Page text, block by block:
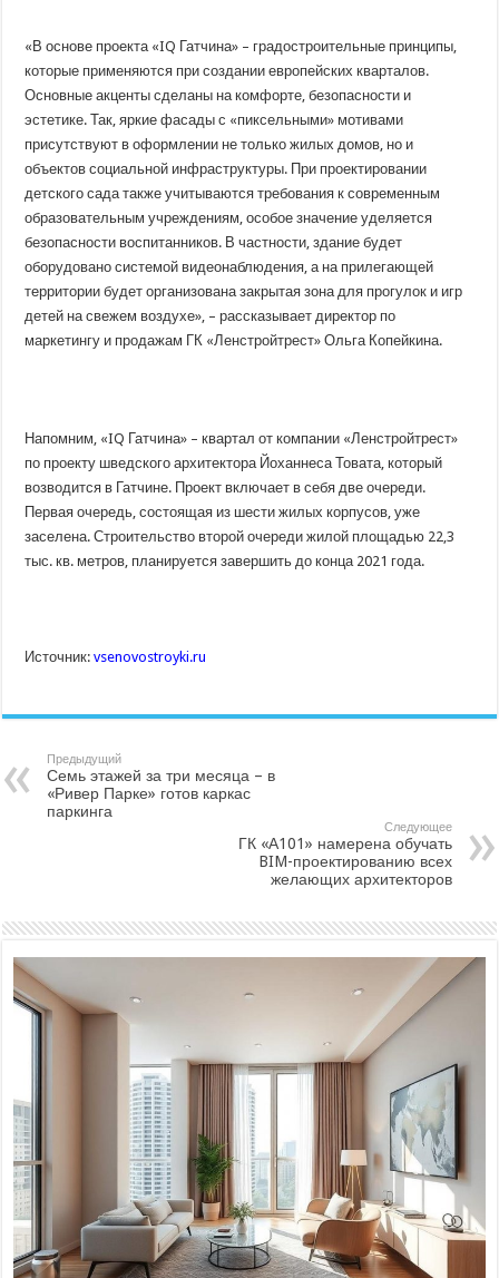
«В основе проекта «IQ Гатчина» – градостроительные принципы,
которые применяются при создании европейских кварталов.
Основные акценты сделаны на комфорте, безопасности и
эстетике. Так, яркие фасады с «пиксельными» мотивами
присутствуют в оформлении не только жилых домов, но и
объектов социальной инфраструктуры. При проектировании
детского сада также учитываются требования к современным
образовательным учреждениям, особое значение уделяется
безопасности воспитанников. В частности, здание будет
оборудовано системой видеонаблюдения, а на прилегающей
территории будет организована закрытая зона для прогулок и игр
детей на свежем воздухе», – рассказывает директор по
маркетингу и продажам ГК «Ленстройтрест» Ольга Копейкина.
Напомним, «IQ Гатчина» – квартал от компании «Ленстройтрест»
по проекту шведского архитектора Йоханнеса Товата, который
возводится в Гатчине. Проект включает в себя две очереди.
Первая очередь, состоящая из шести жилых корпусов, уже
заселена. Строительство второй очереди жилой площадью 22,3
тыс. кв. метров, планируется завершить до конца 2021 года.
Источник:vsenovostroyki.ru
Предыдущий
Семь этажей за три месяца – в
«Ривер Парке» готов каркас
паркинга
Следующее
ГК «А101» намерена обучать
BIM-проектированию всех
желающих архитекторов